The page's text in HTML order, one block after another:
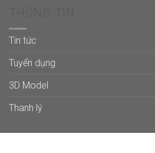
Tin tức
Tuyển dụng
3D Model
Thanh lý